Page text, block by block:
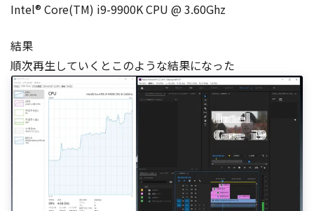
Intel® Core(TM) i9-9900K CPU @ 3.60Ghz
結果
順次再生していくとこのような結果になった